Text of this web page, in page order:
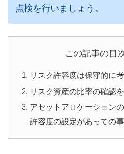
点検を行いましょう。
この記事の目
リスク許容度は保守的に
リスク資産の比率の確認を
アセットアロケーション
許容度の設定があっての事